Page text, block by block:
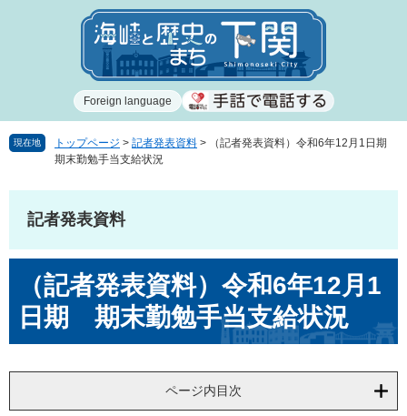
で
ば
Foreign language
現在地 トップページ > 記者発表資料 >
（記者発表資料）令和6年12月1日期
期末勤勉手当支給状況
記者発表資料
（記者発表資料）令和6年12月1
日期 期末勤勉手当支給状況
ページ内目次